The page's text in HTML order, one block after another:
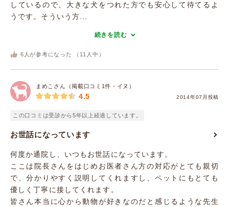
しているので、大きな犬をつれた方でも安心して待てるよ
うです。そういう方...
続きを読む
6 人が参考になった （ 11 人中）
まめこさん（掲載口コミ1件・イヌ）
2014年07月投稿
4.5
この口コミは受診から5年以上経過しています。
お世話になっています
何度か通院し、いつもお世話になっています。
ここは院長さんをはじめお医者さん方の対応がとても親切
で、分かりやすく説明してくれますし、ペットにもとても
優しく丁寧に接してくれます。
皆さん本当に心から動物が好きなのだと感じるような先生